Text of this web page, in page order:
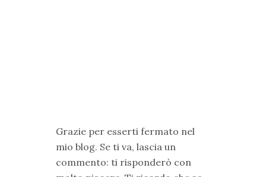
Grazie per esserti fermato nel
mio blog. Se ti va, lascia un
commento: ti risponderò con